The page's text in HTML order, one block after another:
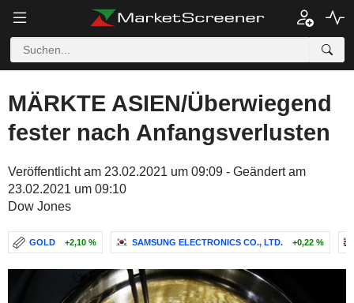
MÄRKTE ASIEN/Überwiegend
fester nach Anfangsverlusten
Veröffentlicht am 23.02.2021 um 09:09 - Geändert am
23.02.2021 um 09:10
Dow Jones
GOLD +2,10 % SAMSUNG ELECTRONICS CO., LTD. +0,22 %